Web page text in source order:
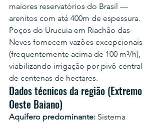
maiores reservatórios do Brasil —
arenitos com até 400m de espessura.
Poços do Urucuia em Riachão das
Neves fornecem vazões excepcionais
(frequentemente acima de 100 m³/h),
viabilizando irrigação por pivô central
de centenas de hectares.
Dados técnicos da região (Extremo
Oeste Baiano)
Aquífero predominante: Sistema